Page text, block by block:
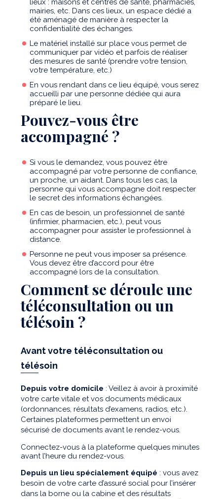
mairies, etc. Dans ces lieux, un espace dédié a
été aménagé de manière à respecter la
confidentialité des échanges.
Le matériel installé sur place vous permet de
communiquer par vidéo et parfois de réaliser
des mesures de santé (prendre votre tension,
votre température, etc.)
En vous rendant dans ce lieu équipé, vous serez
accueilli par une personne dédiée qui aura
préparé le lieu.
Pouvez-vous être
accompagné ?
Si vous le demandez, vous pouvez être
accompagné par votre personne de confiance,
un proche, un aidant. Dans tous les cas, la
personne qui vous accompagne doit respecter
le secret des informations échangées.
En cas de besoin, un professionnel de santé
(infirmier, pharmacien, etc.), peut vous
accompagner pour assister le professionnel à
distance.
Personne ne peut vous imposer sa présence.
Vous devez être d’accord pour être
accompagné lors de la consultation.
Comment se déroule une
téléconsultation ou un
télésoin ?
Avant votre téléconsultation ou
télésoin
Depuis votre domicile : Veillez à avoir à proximité
votre carte vitale et vos documents médicaux
(ordonnances, résultats d’examens, radios, etc.).
Certaines plateformes permettent un envoi
sécurisé de documents avant le rendez-vous.
Connectez-vous à la plateforme quelques minutes
avant l’heure du rendez-vous.
Depuis un lieu spécialement équipé : vous avez
besoin de votre carte d’assuré social pour l’insérer
dans la borne ou la cabine et des résultats